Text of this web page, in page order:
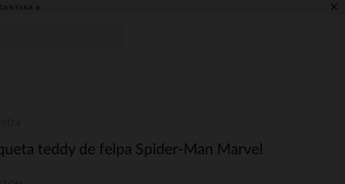
☀️ ×
teddy de felpa Spider-Man Marvel